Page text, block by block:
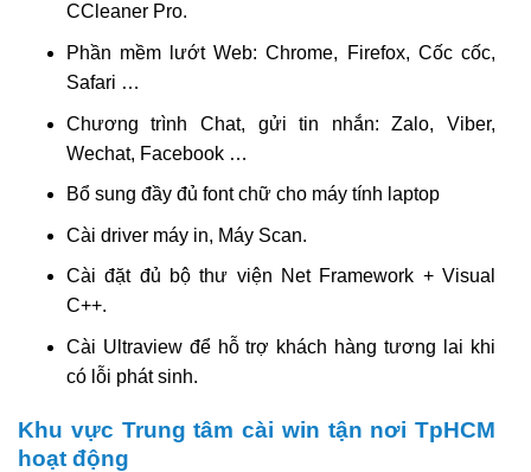
CCleaner Pro.
Phần mềm lướt Web: Chrome, Firefox, Cốc cốc,
Safari …
Chương trình Chat, gửi tin nhắn: Zalo, Viber,
Wechat, Facebook …
Bổ sung đầy đủ font chữ cho máy tính laptop
Cài driver máy in, Máy Scan.
Cài đặt đủ bộ thư viện Net Framework + Visual
C++.
Cài Ultraview để hỗ trợ khách hàng tương lai khi
có lỗi phát sinh.
Khu vực Trung tâm cài win tận nơi TpHCM
hoạt động